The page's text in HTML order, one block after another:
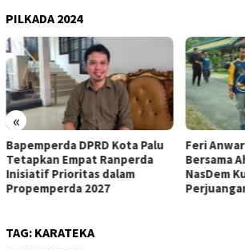
PILKADA 2024
«
Bapemperda DPRD Kota Palu
Tetapkan Empat Ranperda
Inisiatif Prioritas dalam
Propemperda 2027
Feri
Bersama
NasDem
TAG: KARATEKA